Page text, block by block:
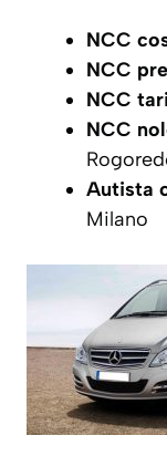
NCC
NCC
NCC
NCC
Autista
Milano